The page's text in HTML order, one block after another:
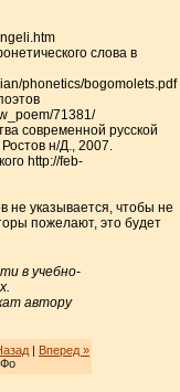
слова в
phonetics/bogomolets.pdf
71381/
современной русской
н/Д., 2007.
http://feb-
не указывается, чтобы не
пожелают, это будет
в учебно-
автору
| Вперед »